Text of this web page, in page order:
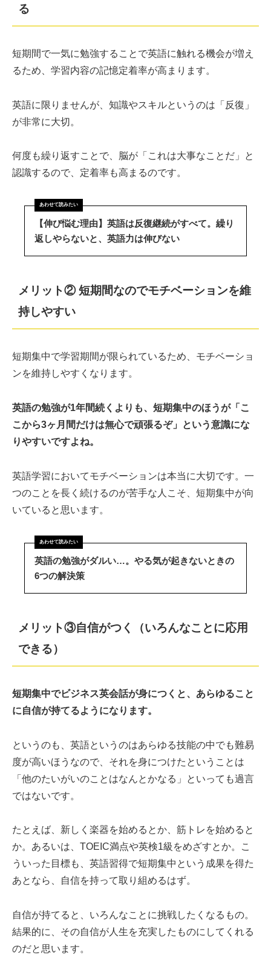
る
短期間で一気に勉強することで英語に触れる機会が増え
るため、学習内容の記憶定着率が高まります。
英語に限りませんが、知識やスキルというのは「反復」
が非常に大切。
何度も繰り返すことで、脳が「これは大事なことだ」と
認識するので、定着率も高まるのです。
【伸び悩む理由】英語は反復継続がすべて。繰り
返しやらないと、英語力は伸びない
メリット② 短期間なのでモチベーションを維
持しやすい
短期集中で学習期間が限られているため、モチベーショ
ンを維持しやすくなります。
英語の勉強が1年間続くよりも、短期集中のほうが「こ
こから3ヶ月間だけは無心で頑張るぞ」という意識にな
りやすいですよね。
英語学習においてモチベーションは本当に大切です。一
つのことを長く続けるのが苦手な人こそ、短期集中が向
いていると思います。
英語の勉強がダルい…。やる気が起きないときの
6つの解決策
メリット③自信がつく（いろんなことに応用
できる）
短期集中でビジネス英会話が身につくと、あらゆること
に自信が持てるようになります。
というのも、英語というのはあらゆる技能の中でも難易
度が高いほうなので、それを身につけたということは
「他のたいがいのことはなんとかなる」といっても過言
ではないです。
たとえば、新しく楽器を始めるとか、筋トレを始めると
か。あるいは、TOEIC満点や英検1級をめざすとか。こ
ういった目標も、英語習得で短期集中という成果を得た
あとなら、自信を持って取り組めるはず。
自信が持てると、いろんなことに挑戦したくなるもの。
結果的に、その自信が人生を充実したものにしてくれる
のだと思います。